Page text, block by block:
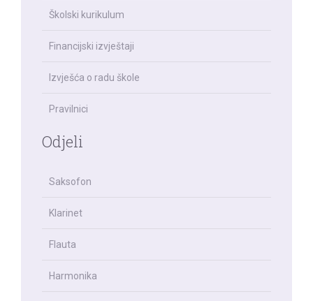
Školski kurikulum
Financijski izvještaji
Izvješća o radu škole
Pravilnici
Odjeli
Saksofon
Klarinet
Flauta
Harmonika